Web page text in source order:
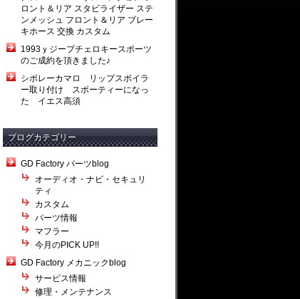
ロント＆リア スタビライザー ステ
ンメッシュ フロント＆リア ブレー
キホース 交換 カスタム
1993ｙジープチェロキースポーツ
のご成約を頂きました♪
シボレーカマロ リップスポイラ
ー取り付け スポーティーになっ
た イエス高須
ブログカテゴリー
GD Factory パーツblog
オーディオ・ナビ・セキュリ
ティ
カスタム
パーツ情報
マフラー
今月のPICK UP!!
GD Factory メカニックblog
サービス情報
修理・メンテナンス